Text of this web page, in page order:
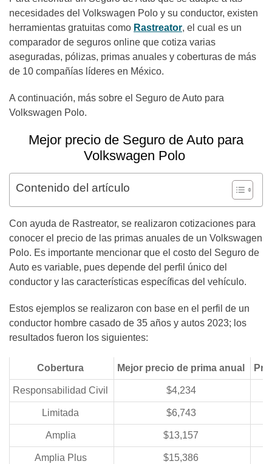
necesidades del Volkswagen Polo y su conductor, existen
herramientas gratuitas como Rastreator, el cual es un
comparador de seguros online que cotiza varias
aseguradas, pólizas, primas anuales y coberturas de más
de 10 compañías líderes en México.
A continuación, más sobre el Seguro de Auto para
Volkswagen Polo.
Mejor precio de Seguro de Auto para
Volkswagen Polo
Contenido del artículo
Con ayuda de Rastreator, se realizaron cotizaciones para
conocer el precio de las primas anuales de un Volkswagen
Polo. Es importante mencionar que el costo del Seguro de
Auto es variable, pues depende del perfil único del
conductor y las características específicas del vehículo.
Estos ejemplos se realizaron con base en el perfil de un
conductor hombre casado de 35 años y autos 2023; los
resultados fueron los siguientes:
Cobertura Mejor precio de prima anual
Responsabilidad Civil $4,234
Limitada $6,743
Amplia $13,157
Amplia Plus $15,386